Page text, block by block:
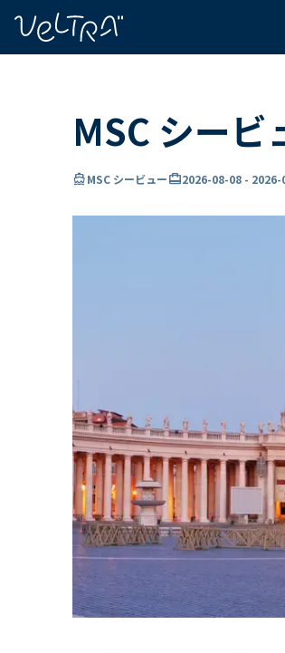
MSC シー
directions_boatMSC シービューcard_travel2026-08-08 - 2026-